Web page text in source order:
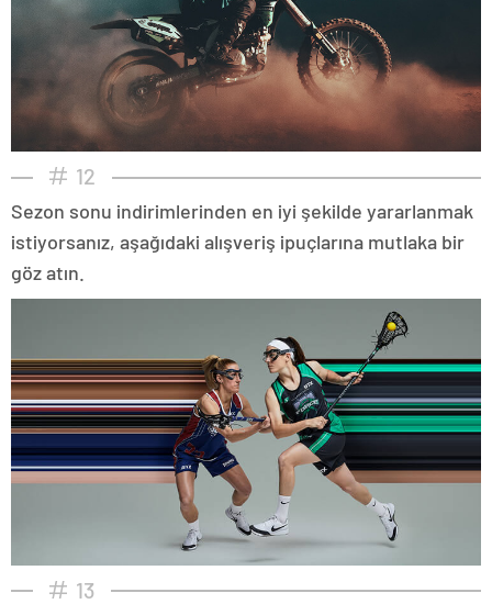
12
Sezon sonu indirimlerinden en iyi şekilde yararlanmak
istiyorsanız, aşağıdaki alışveriş ipuçlarına mutlaka bir
göz atın.
13